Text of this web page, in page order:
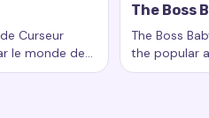
Curseur
le monde des
traînées de curseur
The Boss
The Boss
the popular
unique baby
Mots-clés :